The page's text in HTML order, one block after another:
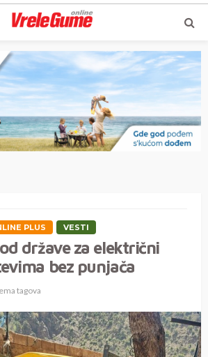
PLUS VESTI
države za električni
bez punjača
tagova